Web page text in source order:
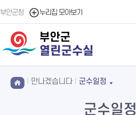
부안군청 누리집 모아보기
부안군
열린군수실
만나겠습니다 군수일정
군수일정